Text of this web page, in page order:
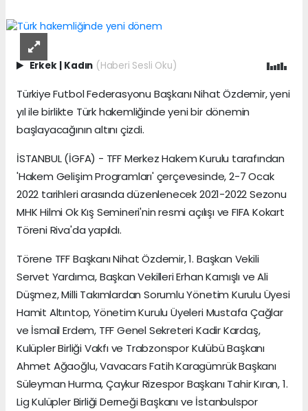
Erkek Kadın (Haberi Sesli Oku)
Türkiye Futbol Federasyonu Başkanı Nihat Özdemir, yeni
yıl ile birlikte Türk hakemliğinde yeni bir dönemin
başlayacağının altını çizdi.
İSTANBUL (İGFA) - TFF Merkez Hakem Kurulu tarafından
'Hakem Gelişim Programları' çerçevesinde, 2-7 Ocak
2022 tarihleri arasında düzenlenecek 2021-2022 Sezonu
MHK Hilmi Ok Kış Semineri'nin resmi açılışı ve FIFA Kokart
Töreni Riva'da yapıldı.
Törene TFF Başkanı Nihat Özdemir, 1. Başkan Vekili
Servet Yardımcı, Başkan Vekilleri Erhan Kamışlı ve Ali
Düşmez, Milli Takımlardan Sorumlu Yönetim Kurulu Üyesi
Hamit Altıntop, Yönetim Kurulu Üyeleri Mustafa Çağlar
ve İsmail Erdem, TFF Genel Sekreteri Kadir Kardaş,
Kulüpler Birliği Vakfı ve Trabzonspor Kulübü Başkanı
Ahmet Ağaoğlu, Vavacars Fatih Karagümrük Başkanı
Süleyman Hurma, Çaykur Rizespor Başkanı Tahir Kıran, 1.
Lig Kulüpler Birliği Derneği Başkanı ve İstanbulspor